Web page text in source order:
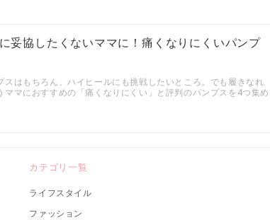
妥協したくないママに！痛くなりにくいパンプ
スはもちろん、ハイヒールにも挑戦したいところ。でも履きなれ
ママにおすすめの「痛くなりにくい」と評判のパンプスを4つ集め
カテゴリ一覧
ライフスタイル
ファッション